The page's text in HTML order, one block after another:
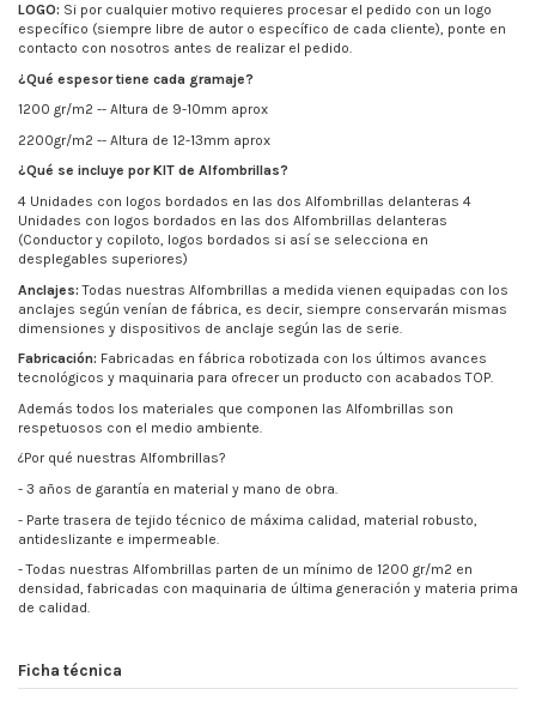
LOGO: Si por cualquier motivo requieres procesar el pedido con un logo
específico (siempre libre de autor o específico de cada cliente), ponte en
contacto con nosotros antes de realizar el pedido.
¿Qué espesor tiene cada gramaje?
1200 gr/m2 -- Altura de 9-10mm aprox
2200gr/m2 -- Altura de 12-13mm aprox
¿Qué se incluye por KIT de Alfombrillas?
4 Unidades con logos bordados en las dos Alfombrillas delanteras 4
Unidades con logos bordados en las dos Alfombrillas delanteras
(Conductor y copiloto, logos bordados si así se selecciona en
desplegables superiores)
Anclajes: Todas nuestras Alfombrillas a medida vienen equipadas con los
anclajes según venían de fábrica, es decir, siempre conservarán mismas
dimensiones y dispositivos de anclaje según las de serie.
Fabricación: Fabricadas en fábrica robotizada con los últimos avances
tecnológicos y maquinaria para ofrecer un producto con acabados TOP.
Además todos los materiales que componen las Alfombrillas son
respetuosos con el medio ambiente.
¿Por qué nuestras Alfombrillas?
- 3 años de garantía en material y mano de obra.
- Parte trasera de tejido técnico de máxima calidad, material robusto,
antideslizante e impermeable.
- Todas nuestras Alfombrillas parten de un mínimo de 1200 gr/m2 en
densidad, fabricadas con maquinaria de última generación y materia prima
de calidad.
Ficha técnica